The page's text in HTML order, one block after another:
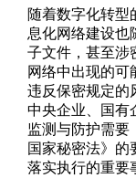
随着数字化转型
息化网络建设也
子文件，甚至涉
网络中出现的可
违反保密规定的
中央企业、国有
监测与防护需要
国家秘密法》的
落实执行的重要